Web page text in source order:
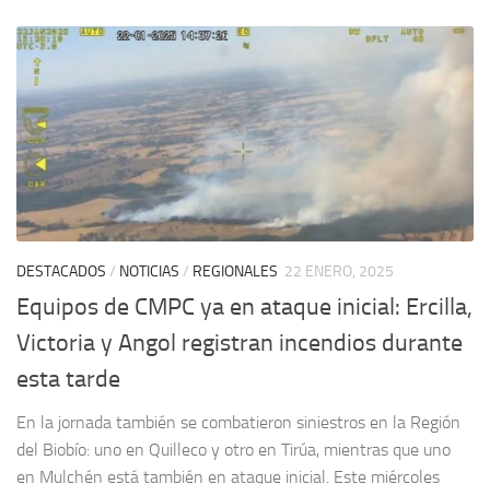
DESTACADOS / NOTICIAS / REGIONALES 22 ENERO, 2025
Equipos de CMPC ya en ataque inicial: Ercilla,
Victoria y Angol registran incendios durante
esta tarde
En la jornada también se combatieron siniestros en la Región
del Biobío: uno en Quilleco y otro en Tirúa, mientras que uno
en Mulchén está también en ataque inicial. Este miércoles